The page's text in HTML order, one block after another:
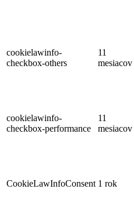
cookielawinfo-
checkbox-others
11
mesiacov
cookielawinfo-
checkbox-performance
11
mesiacov
CookieLawInfoConsent 1 rok